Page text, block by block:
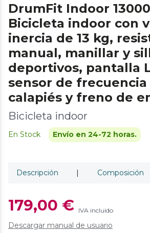
DrumFit Indoor
Bicicleta indoor con
inercia de 13 kg,
manual, manillar y
deportivos, pantalla
sensor de frecuencia
calapiés y freno de
Bicicleta indoor
En Stock Envío en 24-72 horas.
Descripción | Composición
179,00 € IVA incluido
Descargar manual de usuario